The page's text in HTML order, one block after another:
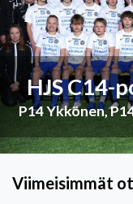
HJS C14-
P14 Ykkönen,
Previous
Viimeisimmät